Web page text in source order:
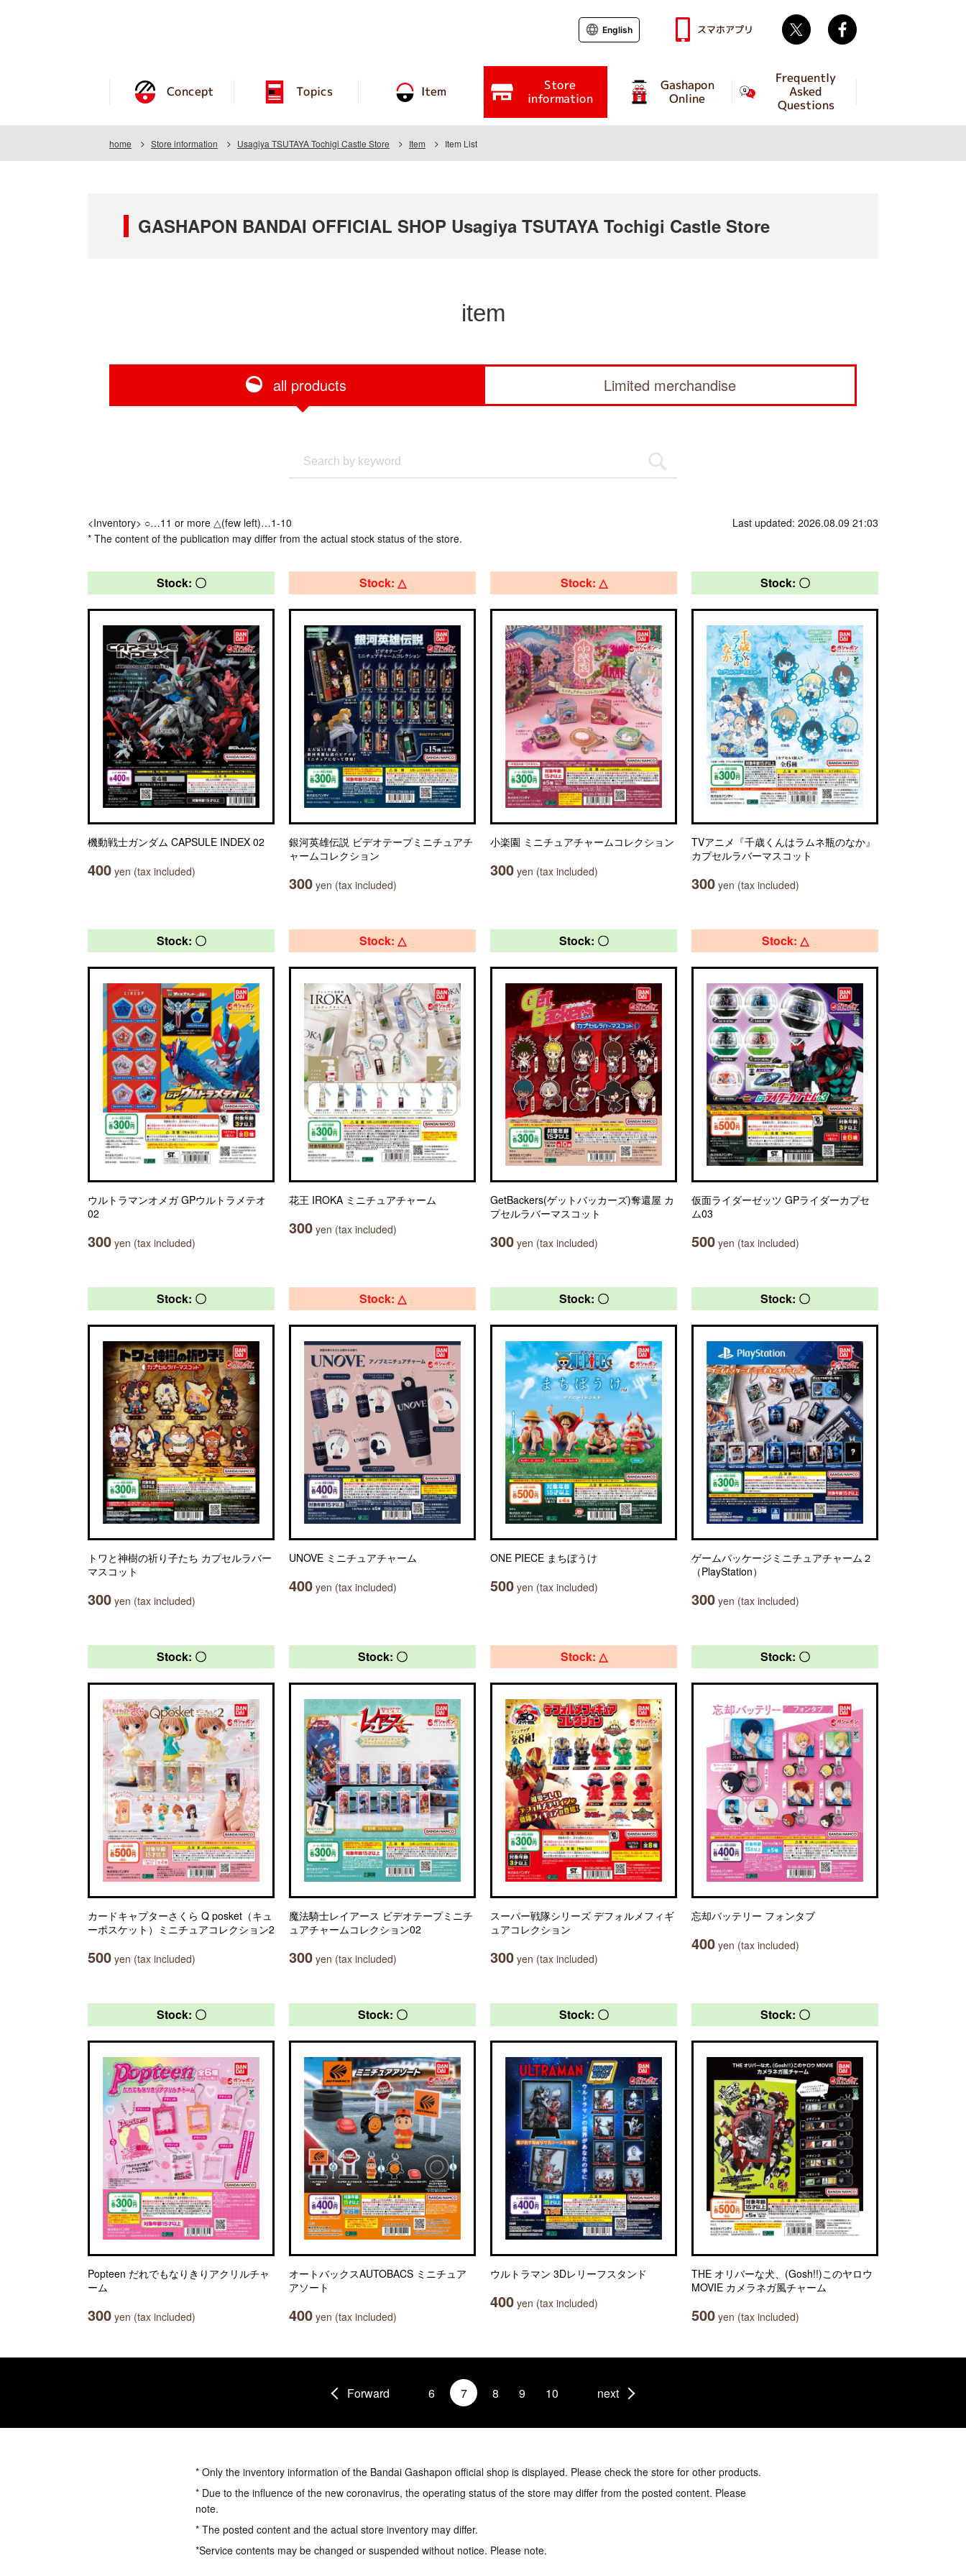
Concept Topics Item Store
information
Gashapon
Online
Frequently
Asked
Questions
English スマホアプリ Twitter
home Store information Usagiya TSUTAYA Tochigi Castle Store Item Item List
GASHAPON BANDAI OFFICIAL SHOP Usagiya TSUTAYA Tochigi Castle Store
item
all products Limited merchandise
<Inventory> ○…11 or more △(few left)…1-10
* The content of the publication may differ from the actual stock status of the store.
Last updated: 2026.08.09 21:03
Stock: 〇
機動戦士ガンダム CAPSULE INDEX 02
400 yen (tax included)
Stock: △
銀河英雄伝説 ビデオテープミニチュアチ
ャームコレクション
300 yen (tax included)
Stock: △
小楽園 ミニチュアチャームコレクション
300 yen (tax included)
Stock: 〇
TVアニメ『千歳くんはラムネ瓶のなか』
カプセルラバーマスコット
300 yen (tax included)
Stock: 〇
ウルトラマンオメガ GPウルトラメテオ
02
300 yen (tax included)
Stock: △
花王 IROKA ミニチュアチャーム
300 yen (tax included)
Stock: 〇
GetBackers(ゲットバッカーズ)奪還屋 カ
プセルラバーマスコット
300 yen (tax included)
Stock: △
仮面ライダーゼッツ GPライダーカプセ
ム03
500 yen (tax included)
Stock: 〇
トワと神樹の祈り子たち カプセルラバー
マスコット
300 yen (tax included)
Stock: △
UNOVE ミニチュアチャーム
400 yen (tax included)
Stock: 〇
ONE PIECE まちぼうけ
500 yen (tax included)
Stock: 〇
ゲームパッケージミニチュアチャーム２
（PlayStation）
300 yen (tax included)
Stock: 〇
カードキャプターさくら Q posket（キュ
ーポスケット）ミニチュアコレクション2
500 yen (tax included)
Stock: 〇
魔法騎士レイアース ビデオテープミニチ
ュアチャームコレクション02
300 yen (tax included)
Stock: △
スーパー戦隊シリーズ デフォルメフィギ
ュアコレクション
300 yen (tax included)
Stock: 〇
忘却バッテリー フォンタブ
400 yen (tax included)
Stock: 〇
Popteen だれでもなりきりアクリルチャ
ーム
300 yen (tax included)
Stock: 〇
オートバックスAUTOBACS ミニチュア
アソート
400 yen (tax included)
Stock: 〇
ウルトラマン 3Dレリーフスタンド
400 yen (tax included)
Stock: 〇
THE オリバーな犬、(Gosh!!)このヤロウ
MOVIE カメラネガ風チャーム
500 yen (tax included)
Forward 6 7 8 9 10 next
* Only the inventory information of the Bandai Gashapon official shop is displayed. Please check the store for other products.
* Due to the influence of the new coronavirus, the operating status of the store may differ from the posted content. Please
note.
* The posted content and the actual store inventory may differ.
*Service contents may be changed or suspended without notice. Please note.